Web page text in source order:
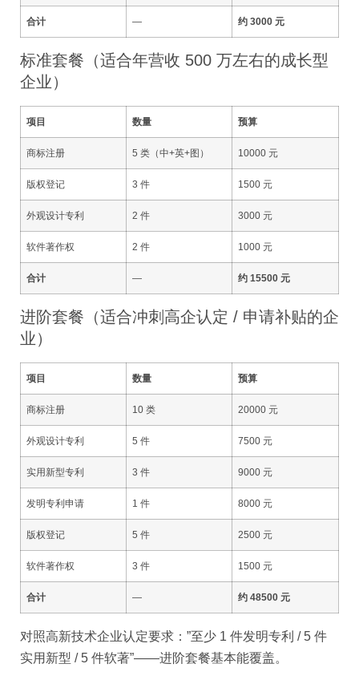
合计 — 约 3000 元
标准套餐（适合年营收 500 万左右的成长型
企业）
项目 数量 预算
商标注册 5 类（中+英+图） 10000 元
版权登记 3 件 1500 元
外观设计专利 2 件 3000 元
软件著作权 2 件 1000 元
合计 — 约 15500 元
进阶套餐（适合冲刺高企认定 / 申请补贴的企
业）
项目 数量 预算
商标注册 10 类 20000 元
外观设计专利 5 件 7500 元
实用新型专利 3 件 9000 元
发明专利申请 1 件 8000 元
版权登记 5 件 2500 元
软件著作权 3 件 1500 元
合计 — 约 48500 元
对照高新技术企业认定要求：”至少 1 件发明专利 / 5 件
实用新型 / 5 件软著”——进阶套餐基本能覆盖。